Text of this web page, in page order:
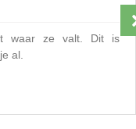
waar ze valt. Dit is
al.